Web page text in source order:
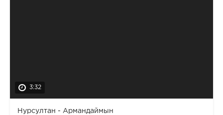
3:32
Нурсултан - Армандаймын